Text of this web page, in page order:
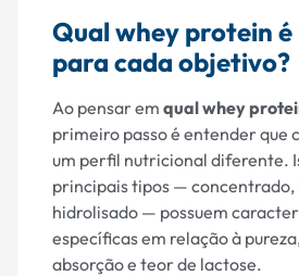
Qual whey protein
para cada objetivo?
Ao pensar em qual whey
primeiro passo é entender que
um perfil nutricional diferente.
principais tipos — concentrado,
hidrolisado — possuem
específicas em relação à
absorção e teor de lactose.